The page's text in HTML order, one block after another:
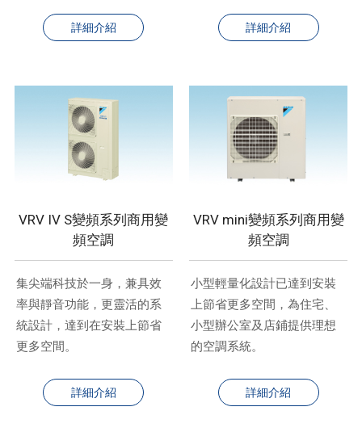
詳細介紹 詳細介紹
VRV IV S變頻系列商用變
頻空調
集尖端科技於一身，兼具效
率與靜音功能，更靈活的系
統設計，達到在安裝上節省
更多空間。
詳細介紹
VRV mini變頻系列商用變
頻空調
小型輕量化設計已達到安裝
上節省更多空間，為住宅、
小型辦公室及店鋪提供理想
的空調系統。
詳細介紹